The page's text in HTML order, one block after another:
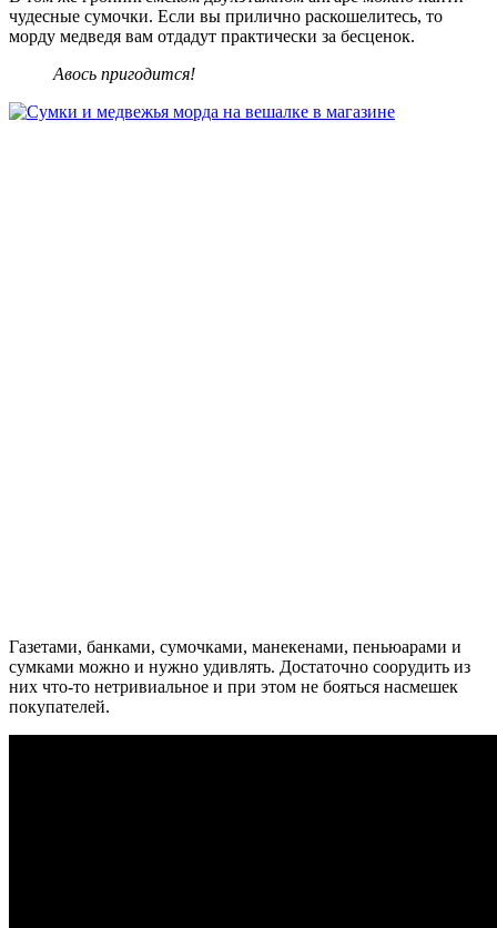
чудесные сумочки. Если вы прилично раскошелитесь, то
морду медведя вам отдадут практически за бесценок.
Авось пригодится!
Газетами, банками, сумочками, манекенами, пеньюарами и
сумками можно и нужно удивлять. Достаточно соорудить из
них что-то нетривиальное и при этом не бояться насмешек
покупателей.